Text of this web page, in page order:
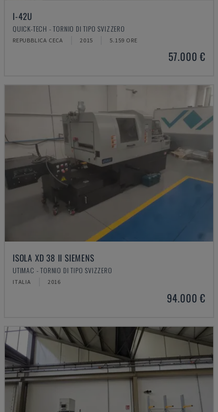
I-42U
QUICK-TECH - TORNIO DI TIPO SVIZZERO
REPUBBLICA CECA 2015 5.159 ORE
57.000 €
ISOLA XD 38 II SIEMENS
UTIMAC - TORNIO DI TIPO SVIZZERO
ITALIA 2016
94.000 €